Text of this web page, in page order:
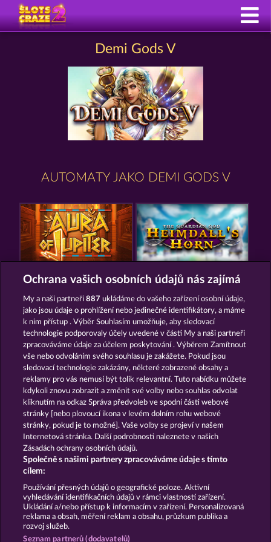
Demi Gods V
AUTOMATY JAKO DEMI GODS V
AURA OF JUPITER
GATES OF ISHTAR MEDUSA'S LAIR
Podmínky Prohlášení o ochraně údajů
Kontakt Společnost Časté dotazy
Facebook
Podat Žádost o Odstoupení
Ochrana vašich osobních údajů nás zajímá
My a naši partneři887 ukládáme do vašeho zařízení osobní údaje,
jako jsou údaje o prohlížení nebo jedinečné identifikátory, a máme
k nim přístup . Výběr Souhlasím umožňuje, aby sledovací
technologie podporovaly účely uvedené v části My a naši partneři
zpracováváme údaje za účelem poskytování . Výběrem Zamítnout
vše nebo odvoláním svého souhlasu je zakážete. Pokud jsou
sledovací technologie zakázány, některé zobrazené obsahy a
reklamy pro vás nemusí být tolik relevantní. Tuto nabídku můžete
kdykoli znovu zobrazit a změnit své volby nebo souhlas odvolat
kliknutím na odkaz Správa předvoleb ve spodní části webové
stránky [nebo plovoucí ikona v levém dolním rohu webové
stránky, pokud je to možné]. Vaše volby se projeví v našem
Internetová stránka. Další podrobnosti naleznete v našich
Zásadách ochrany osobních údajů.
Společně s našimi partnery zpracováváme údaje s tímto
cílem:
Používání přesných údajů o geografické poloze. Aktivní
vyhledávání identifikačních údajů v rámci vlastností zařízení.
Ukládání a/nebo přístup k informacím v zařízení. Personalizovaná
reklama a obsah, měření reklam a obsahu, průzkum publika a
rozvoj služeb.
Seznam partnerů (dodavatelů)